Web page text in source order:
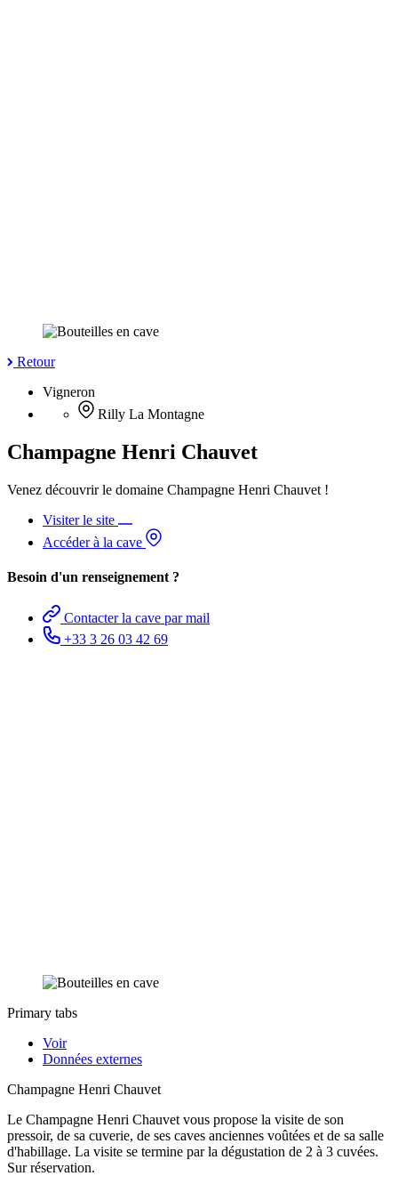
Retour
Vigneron
Rilly La Montagne
Champagne Henri Chauvet
Venez découvrir le domaine Champagne Henri Chauvet !
Visiter le site
Accéder à la cave
Besoin d'un renseignement ?
Contacter la cave par mail
+33 3 26 03 42 69
Primary tabs
Voir
Données externes
Champagne Henri Chauvet
Le Champagne Henri Chauvet vous propose la visite de son
pressoir, de sa cuverie, de ses caves anciennes voûtées et de sa salle
d'habillage. La visite se termine par la dégustation de 2 à 3 cuvées.
Sur réservation.